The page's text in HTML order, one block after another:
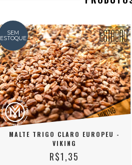
SEM
ESTOQUE
MALTE TRIGO CLARO EUROPEU -
VIKING
R$1,35